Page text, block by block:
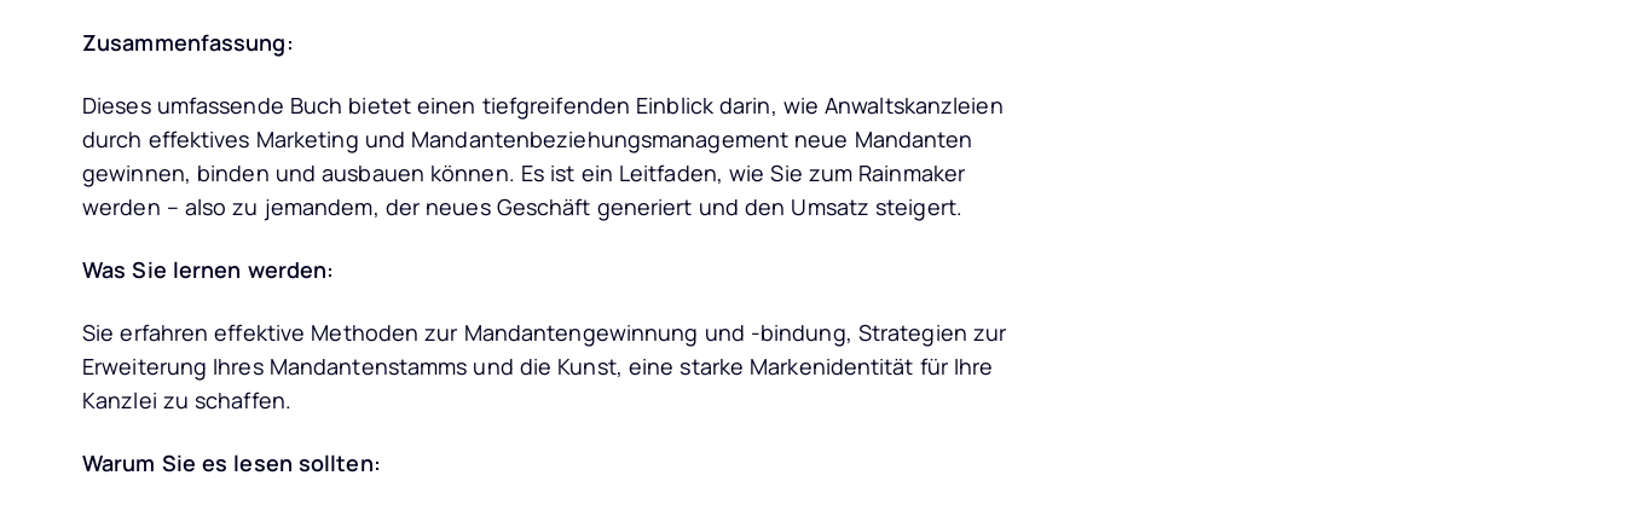
Zusammenfassung:
Dieses umfassende Buch bietet einen tiefgreifenden Einblick darin, wie Anwaltskanzleien
durch effektives Marketing und Mandantenbeziehungsmanagement neue Mandanten
gewinnen, binden und ausbauen können. Es ist ein Leitfaden, wie Sie zum Rainmaker
werden – also zu jemandem, der neues Geschäft generiert und den Umsatz steigert.
Was Sie lernen werden:
Sie erfahren effektive Methoden zur Mandantengewinnung und -bindung, Strategien zur
Erweiterung Ihres Mandantenstamms und die Kunst, eine starke Markenidentität für Ihre
Kanzlei zu schaffen.
Warum Sie es lesen sollten: